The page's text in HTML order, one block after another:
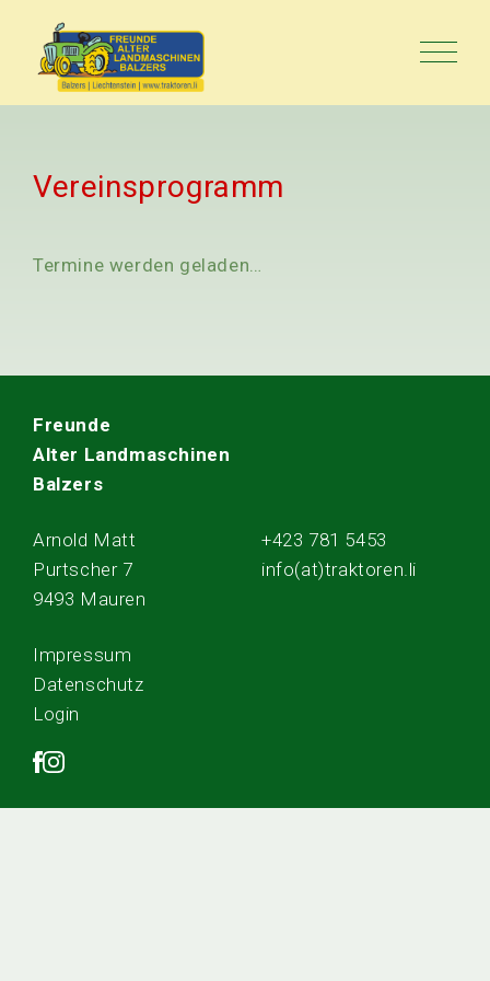
Vereinsprogramm
Termine werden geladen…
Freunde
Alter Landmaschinen
Balzers
Arnold Matt
Purtscher 7
9493 Mauren
+423 781 5453
info(at)traktoren.li
Impressum
Datenschutz
Login